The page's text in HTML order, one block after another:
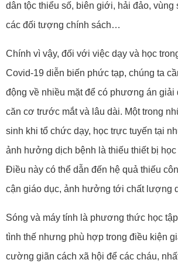
dân tộc thiểu số, biên giới, hải đảo, vùng
các đối tượng chính sách…
Chính vì vậy, đối với việc dạy và học
Covid-19 diễn biến phức tạp, chúng ta
động về nhiều mặt để có phương án giải
căn cơ trước mắt và lâu dài. Một trong
sinh khi tổ chức dạy, học trực tuyến tại
ảnh hưởng dịch bệnh là thiếu thiết bị học
Điều này có thể dẫn đến hệ quả thiếu
cận giáo dục, ảnh hưởng tới chất lượng
Sóng và máy tính là phương thức học
tình thế nhưng phù hợp trong điều kiện
cường giãn cách xã hội để các cháu,